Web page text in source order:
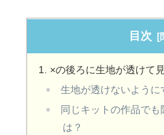
目次
×の後ろに生地が透けて
生地が透けないように
同じキットの作品で
は？